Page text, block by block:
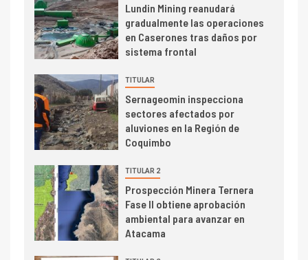
2
I+D
Producción minera en mayo de
2026 cae 10,6%
3
PIB minero impacta el
crecimiento regional: Banco
Central reporta resultados
trimestre
4 I+D
Informe bimensual de
Cochilco: precio del cobre
alcanza máximos por escasez
de concentrados
Lundin Mining reanudará
gradualmente las operaciones
en Caserones tras daños por
sistema frontal
TITULAR
Sernageomin inspecciona
sectores afectados por
aluviones en la Región de
Coquimbo
TITULAR 2
Prospección Minera Ternera
Fase II obtiene aprobación
ambiental para avanzar en
Atacama